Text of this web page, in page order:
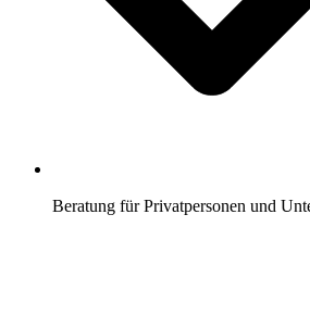
Beratung für Privatpersonen und